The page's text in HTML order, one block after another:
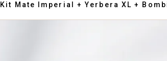
Kit Mate Imperial + Yerbera XL +